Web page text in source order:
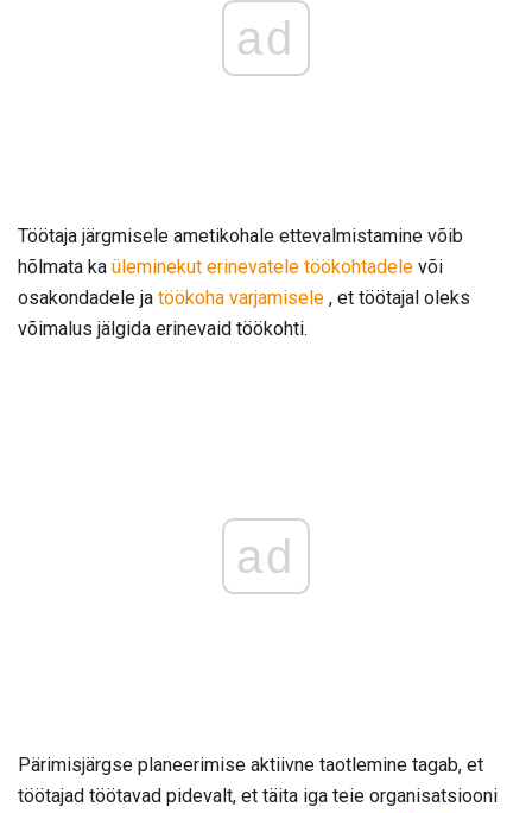
ad
Töötaja järgmisele ametikohale ettevalmistamine võib
hõlmata ka üleminekut erinevatele töökohtadele või
osakondadele ja töökoha varjamisele , et töötajal oleks
võimalus jälgida erinevaid töökohti.
ad
Pärimisjärgse planeerimise aktiivne taotlemine tagab, et
töötajad töötavad pidevalt, et täita iga teie organisatsiooni